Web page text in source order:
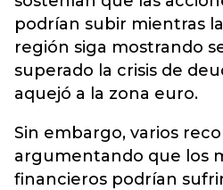
podrían subir mientras
región siga mostrando
superado la crisis de
aquejó a la zona euro.
Sin embargo, varios
argumentando que los
financieros podrían